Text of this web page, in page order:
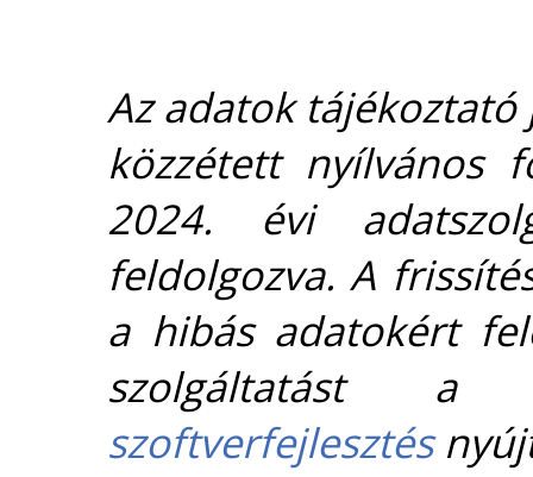
Az adatok
közzétett nyílvános
2024. évi
feldolgozva. A
a hibás adatokért
szolgáltatást
szoftverfejlesztés